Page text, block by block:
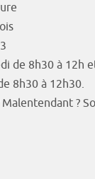
de 8h30 à 12h
8h30 à 12h30.
?